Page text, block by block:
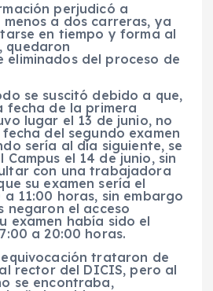
perjudicó a
a dos carreras, ya
en tiempo y forma al
quedaron
eliminados del proceso de
se suscitó debido a que,
fecha de la primera
lugar el 13 de junio, no
del segundo examen
sería al día siguiente, se
el 14 de junio, sin
con una trabajadora
su examen sería el
a 11:00 horas, sin embargo
negaron el acceso
examen había sido el
a 20:00 horas.
trataron de
rector del DICIS, pero al
se encontraba,